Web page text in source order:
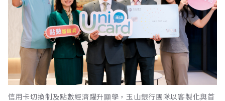
信用卡切換制及點數經濟躍升顯學，玉山銀行團隊以客製化與首